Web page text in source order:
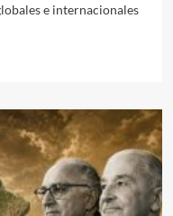
e internacionales